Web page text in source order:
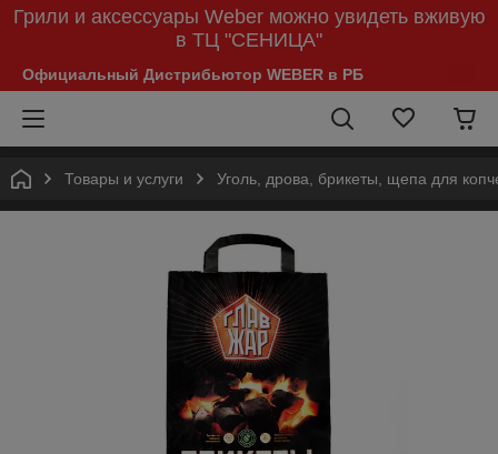
Грили и аксессуары Weber можно увидеть вживую
в ТЦ "СЕНИЦА"
Официальный Дистрибьютор WEBER в РБ
Товары и услуги Уголь, дрова, брикеты, щепа для